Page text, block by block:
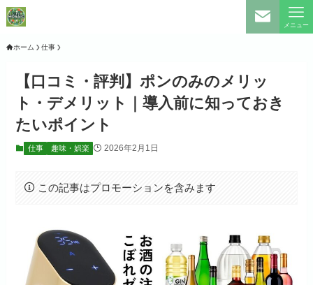
メニュー
ホーム 仕事
【口コミ・評判】ポンのみのメリッ
ト・デメリット｜導入前に知っておき
たいポイント
仕事 趣味・娯楽 2026年2月1日
この記事はプロモーションを含みます